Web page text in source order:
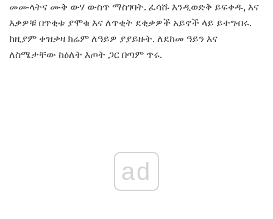
መሙላትና ሙቅ ውሃ ውስጥ ማስገባት. ፈሳሹ እንዲወድቅ ይፍቀዱ, እና
እቃዎቹ በጥቂቱ ያሞቁ እና ለጥቂት ደቂቃዎች አይኖች ላይ ይተግብሩ.
ከዚያም ቀዝቃዛ ክሬም ለዓይዎ ያያይዙት. ለደከመ ዓይን እና
ለስሜታቸው ከዕለት እጦት ጋር በጣም ጥሩ.
ad